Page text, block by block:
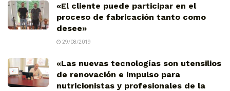
«El cliente puede participar en el
proceso de fabricación tanto como
desee»
29/08/2019
«Las nuevas tecnologías son utensilios
de renovación e impulso para
nutricionistas y profesionales de la